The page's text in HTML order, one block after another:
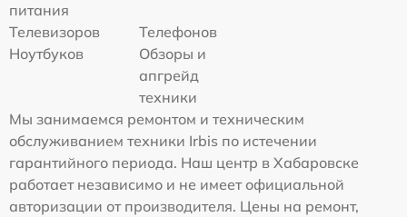
питания
Телевизоров
Телефонов
Ноутбуков
Обзоры и
апгрейд
техники
Мы занимаемся ремонтом и техническим
обслуживанием техники Irbis по истечении
гарантийного периода. Наш центр в Хабаровске
работает независимо и не имеет официальной
авторизации от производителя. Цены на ремонт,